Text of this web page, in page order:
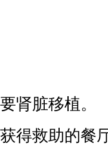
要肾脏移植。
获得救助的餐